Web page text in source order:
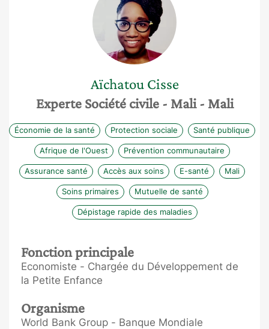
Aïchatou Cisse
Experte Société civile - Mali - Mali
Économie de la santé Protection sociale Santé publique
Afrique de l'Ouest Prévention communautaire
Assurance santé Accès aux soins E-santé Mali
Soins primaires Mutuelle de santé
Dépistage rapide des maladies
Fonction principale
Economiste - Chargée du Développement de
la Petite Enfance
Organisme
World Bank Group - Banque Mondiale